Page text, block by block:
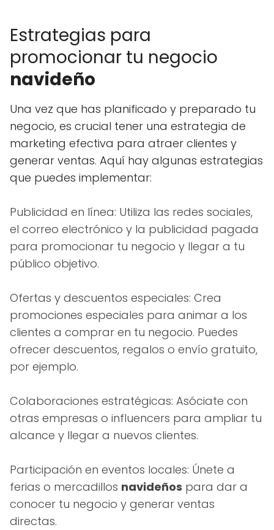
Estrategias para
promocionar tu negocio
navideño
Una vez que has planificado y preparado tu
negocio, es crucial tener una estrategia de
marketing efectiva para atraer clientes y
generar ventas. Aquí hay algunas estrategias
que puedes implementar:
Publicidad en línea: Utiliza las redes sociales,
el correo electrónico y la publicidad pagada
para promocionar tu negocio y llegar a tu
público objetivo.
Ofertas y descuentos especiales: Crea
promociones especiales para animar a los
clientes a comprar en tu negocio. Puedes
ofrecer descuentos, regalos o envío gratuito,
por ejemplo.
Colaboraciones estratégicas: Asóciate con
otras empresas o influencers para ampliar tu
alcance y llegar a nuevos clientes.
Participación en eventos locales: Únete a
ferias o mercadillos navideños para dar a
conocer tu negocio y generar ventas
directas.